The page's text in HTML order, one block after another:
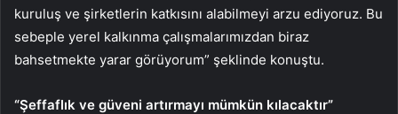
kuruluş ve şirketlerin katkısını alabilmeyi arzu ediyoruz. Bu
sebeple yerel kalkınma çalışmalarımızdan biraz
bahsetmekte yarar görüyorum” şeklinde konuştu.
“Şeffaflık ve güveni artırmayı mümkün kılacaktır”